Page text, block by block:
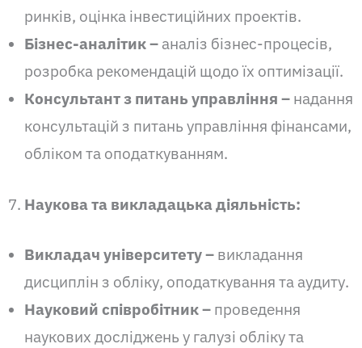
ринків, оцінка інвестиційних проектів.
Бізнес-аналітик – аналіз бізнес-процесів,
розробка рекомендацій щодо їх оптимізації.
Консультант з питань управління – надання
консультацій з питань управління фінансами,
обліком та оподаткуванням.
Наукова та викладацька діяльність:
Викладач університету – викладання
дисциплін з обліку, оподаткування та аудиту.
Науковий співробітник – проведення
наукових досліджень у галузі обліку та